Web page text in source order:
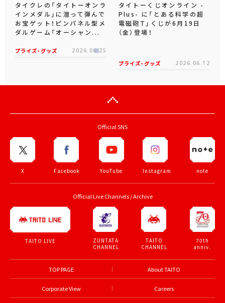
タイクレの「タイトーオンラ
インメダル」に潜って弾んで
お宝ゲット！ピンパネル型メ
ダルゲーム「オーシャン...
プライズ・グッズ 2026.06.25
タイトーくじオンライン -
Plus- に「とある科学の超
電磁砲T」くじが6月19日
（金）登場！
プライズ・グッズ 2026.06.12
Official SNS
X Facebook YouTube Instagram note
Official Live Channels / Archive
TAITO LIVE
ZUNTATA
CHANNEL
TAITO
CHANNEL
70th
anniv.
TOP PAGE About TAITO
Corporate View Careers